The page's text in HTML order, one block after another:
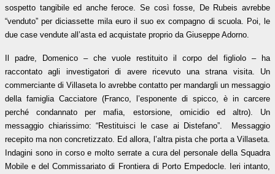
sospetto tangibile ed anche feroce. Se così fosse, De Rubeis avrebbe
“venduto” per diciassette mila euro il suo ex compagno di scuola. Poi, le
due case vendute all’asta ed acquistate proprio da Giuseppe Adorno.
Il padre, Domenico – che vuole restituito il corpo del figliolo – ha
raccontato agli investigatori di avere ricevuto una strana visita. Un
commerciante di Villaseta lo avrebbe contatto per mandargli un messaggio
della famiglia Cacciatore (Franco, l’esponente di spicco, è in carcere
perché condannato per mafia, estorsione, omicidio ed altro). Un
messaggio chiarissimo: “Restituisci le case ai Distefano”. Messaggio
recepito ma non concretizzato. Ed allora, l’altra pista che porta a Villaseta.
Indagini sono in corso e molto serrate a cura del personale della Squadra
Mobile e del Commissariato di Frontiera di Porto Empedocle. Ieri intanto,